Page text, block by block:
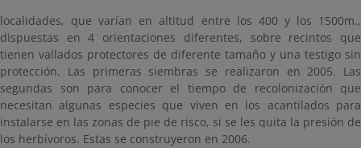
localidades, que varían en altitud entre los 400 y los 1500m.,
dispuestas en 4 orientaciones diferentes, sobre recintos que
tienen vallados protectores de diferente tamaño y una testigo sin
protección. Las primeras siembras se realizaron en 2005. Las
segundas son para conocer el tiempo de recolonización que
necesitan algunas especies que viven en los acantilados para
instalarse en las zonas de pie de risco, si se les quita la presión de
los herbívoros. Estas se construyeron en 2006.